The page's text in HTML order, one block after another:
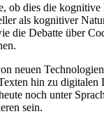
ob dies die
als kognitiver
die Debatte über
neuen
hin zu
noch unter
sein.